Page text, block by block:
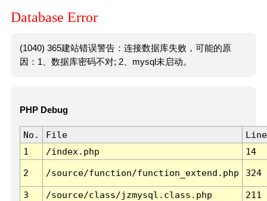
Database Error
(1040) 365建站错误警告：连接数据库失败，可能的原
因：1、数据库密码不对; 2、mysql未启动。
PHP Debug
No. File
Line
1
/index.php 14
2 /source/function/function_extend.php 324
3 /source/class/jzmysql.class.php
211